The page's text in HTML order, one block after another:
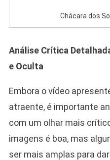
Chácara dos
Análise Crítica
e Oculta
Embora o vídeo
atraente, é importante
com um olhar mais
imagens é boa, mas
ser mais amplas para